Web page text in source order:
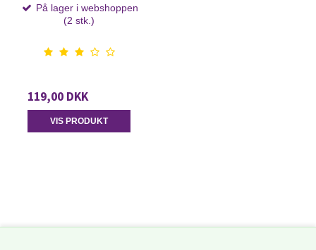
På lager i webshoppen
(2 stk.)
119,00 DKK
VIS PRODUKT